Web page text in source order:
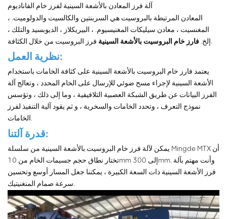
آلة فرز المعادن بالأشعة السينية لفرز خام الفاناديوم
المعادن المرتبطة بالبروسيت هي السربنتين والكالسيت والدولوميت. ،
المغنسيت ، معادن سيليكات المغنيسيوم. ، البيريكلاز ، الديوبسيد والتلك ،
إلخ. فارز خام البروسيت بالأشعة السينية فرز البروسيت من خلال الكثافة.
نظرية العمل:
يعتمد فارز خام البروسيت بالأشعة السينية على كثافة الخامات باستخدام
الأشعة السينية لإجراء مسح ضوئي للإرسال على الخام المحدد ، وتعالج آلة
الفرز البيانات عن طريق الشبكة العصبية التلافيفية ، وما إلى ذلك ، وتؤسس
نموذج التعرف ، وتحدد الخامات والسخرية ، و ثم يقود آلية التنفيذ لفرز
الخامات.
قدرة آلتنا:
يمكن لآلة فرز خام البروسيت بالأشعة السينية من سلسلة Mingde MTX أن
تختار نطاق حجم جسيمات الخام من 10mm إلى 300mm. وأنت مهتم بآلة
فرز الأشعة السينية ذات السعة الكبيرة ، يمكننا جعل المسار أوسع وتحسين
سرعة صمام المنغنيتيك.